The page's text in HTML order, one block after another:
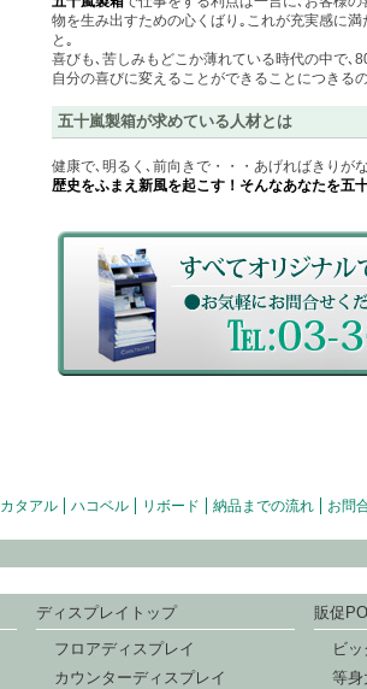
物を生み出すための心くばり｡これが充実感に
と｡
喜びも､苦しみもどこか薄れている時代の中で､
自分の喜びに変えることができることにつきる
五十嵐製箱が求めている人材とは
健康で､明るく､前向きで・・・あげればきりが
歴史をふまえ新風を起こす！そんなあなたを五
カタアル ハコベル リボード 納品までの流れ お問
ディスプレイトップ
フロアディスプレイ
カウンターディスプレイ
販促
ビ
等身